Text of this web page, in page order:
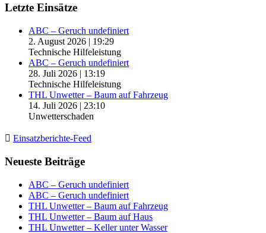
Letzte Einsätze
ABC – Geruch undefiniert
2. August 2026 | 19:29
Technische Hilfeleistung
ABC – Geruch undefiniert
28. Juli 2026 | 13:19
Technische Hilfeleistung
THL Unwetter – Baum auf Fahrzeug
14. Juli 2026 | 23:10
Unwetterschaden
Einsatzberichte-Feed
Neueste Beiträge
ABC – Geruch undefiniert
ABC – Geruch undefiniert
THL Unwetter – Baum auf Fahrzeug
THL Unwetter – Baum auf Haus
THL Unwetter – Keller unter Wasser